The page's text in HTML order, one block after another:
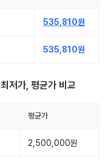
535,810원
535,810원
최저가, 평균가 비교
평균가
2,500,000원